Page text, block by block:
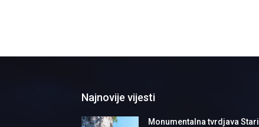
Najnovije vijesti
Monumentalna tvrdjava Stari